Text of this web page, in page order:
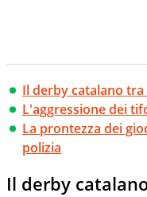
Il derby catalano tra
L'aggressione dei
La prontezza dei
polizia
Il derby